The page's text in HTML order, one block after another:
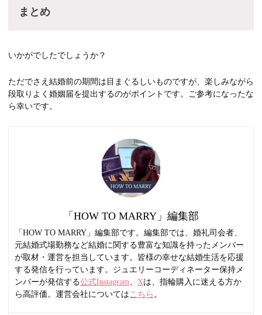
まとめ
いかがでしたでしょうか？
ただでさえ結婚前の期間は目まぐるしいものですが、楽しみながら
段取りよく婚姻届を提出するのがポイントです。ご参考になったな
ら幸いです。
「HOW TO MARRY」編集部
「HOW TO MARRY」編集部です。編集部では、婚礼司会者、
元結婚式場勤務など結婚に関する豊富な知識を持ったメンバー
が取材・運営を担当しています。皆様の幸せな結婚生活を応援
する発信を行っています。ジュエリーコーディネーター保持メ
ンバーが発信する公式Instagram Xは、指輪購入に迷える方か
ら高評価。運営会社については こちら 。